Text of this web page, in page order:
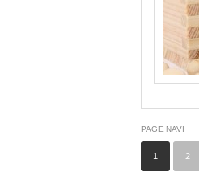
PAGE NAVI
1 2